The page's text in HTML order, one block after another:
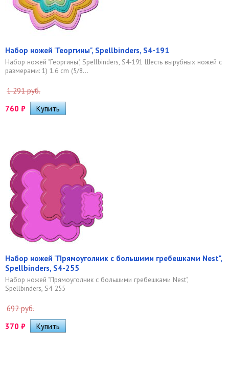
Набор ножей "Георгины", Spellbinders, S4-191
Набор ножей "Георгины", Spellbinders, S4-191 Шесть вырубных ножей с
размерами: 1) 1.6 cm (5/8...
1 291 руб.
760 ₽
Набор ножей "Прямоуголник с большими гребешками Nest",
Spellbinders, S4-255
Набор ножей "Прямоуголник с большими гребешками Nest",
Spellbinders, S4-255
692 руб.
370 ₽